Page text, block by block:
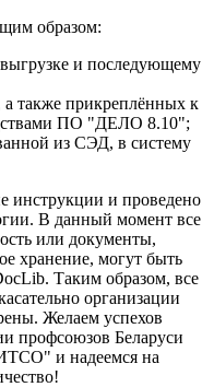
образом:
и последующему
а также прикреплённых к
ПО "ДЕЛО 8.10";
из СЭД, в систему
инструкции и проведено
В данный момент все
или документы,
хранение, могут быть
Таким образом, все
организации
Желаем успехов
профсоюзов Беларуси
и надеемся на